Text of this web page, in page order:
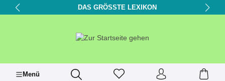
springen DAS GRÖSSTE LEXIKON
Menü